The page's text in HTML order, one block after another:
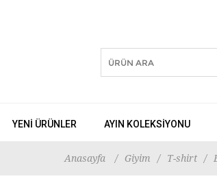
YENI ÜRÜNLER AYIN KOLEKSİYONU
Anasayfa / Giyim / T-shirt /